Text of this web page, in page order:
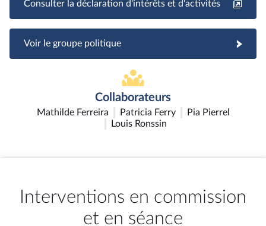
Consulter la déclaration d'intérêts et d'activités
Voir le groupe politique
Collaborateurs
Mathilde Ferreira Patricia Ferry
Pia Pierrel
Louis Ronssin
Interventions en commission
et en séance